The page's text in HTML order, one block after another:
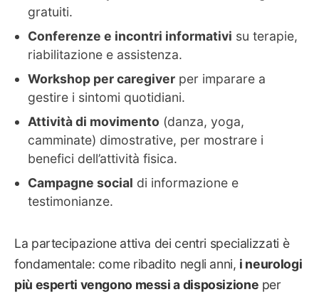
gratuiti.
Conferenze e incontri informativi su terapie,
riabilitazione e assistenza.
Workshop per caregiver per imparare a
gestire i sintomi quotidiani.
Attività di movimento (danza, yoga,
camminate) dimostrative, per mostrare i
benefici dell’attività fisica.
Campagne social di informazione e
testimonianze.
La partecipazione attiva dei centri specializzati è
fondamentale: come ribadito negli anni, i neurologi
più esperti vengono messi a disposizione per